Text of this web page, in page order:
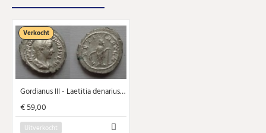
Verkocht
Gordianus III - Laetitia denarius ZELDZAAM R (JUN2008)
€ 59,00
Uitverkocht